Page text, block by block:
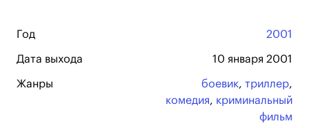
Год 2001
Дата выхода 10 января 2001
Жанры боевик, триллер,
комедия, криминальный
фильм